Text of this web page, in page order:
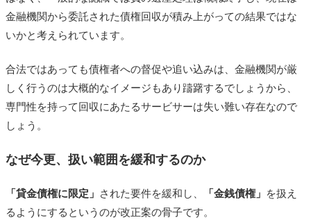
金融機関から委託された債権回収が積み上がっての結果ではな
いかと考えられています。
合法ではあっても債権者への督促や追い込みは、金融機関が厳
しく行うのは大概的なイメージもあり躊躇するでしょうから、
専門性を持って回収にあたるサービサーは失い難い存在なので
しょう。
なぜ今更、扱い範囲を緩和するのか
「貸金債権に限定」 された要件を緩和し、 「金銭債権」
を扱え
るようにするというのが改正案の骨子です。